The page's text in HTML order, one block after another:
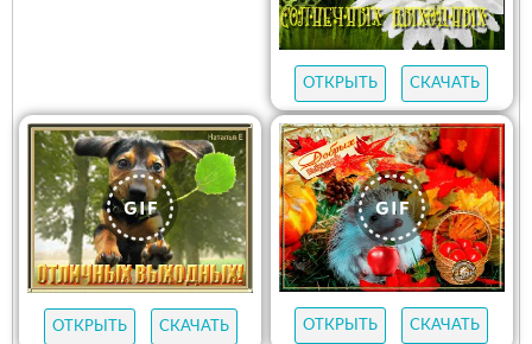
ОТКРЫТЬ СКАЧАТЬ
ОТКРЫТЬ СКАЧАТЬ ОТКРЫТЬ СКАЧАТЬ